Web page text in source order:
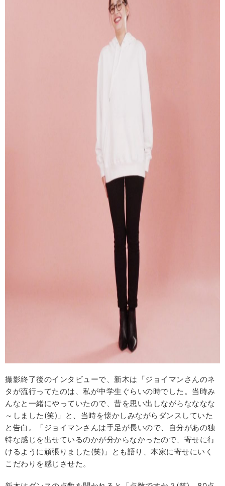
撮影終了後のインタビューで、新木は「ジョイマンさんのネ
タが流行ってたのは、私が中学生ぐらいの時でした。当時み
んなと一緒にやっていたので、昔を思い出しながらなななな
～しました(笑)」と、当時を懐かしみながらダンスしていた
と告白。「ジョイマンさんは手足が長いので、自分があの独
特な感じを出せているのかが分からなかったので、寄せに行
けるように頑張りました(笑)」とも語り、本家に寄せにいく
こだわりを感じさせた。